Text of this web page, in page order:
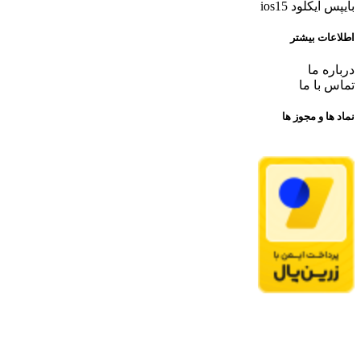
بایپس آیکلود ios15
اطلاعات بیشتر
درباره ما
تماس با ما
نماد ها و مجوز ها